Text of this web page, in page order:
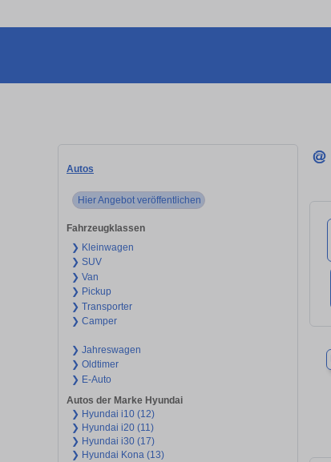
Autos
Hier Angebot veröffentlichen
Fahrzeugklassen
❯ Kleinwagen
❯ SUV
❯ Van
❯ Pickup
❯ Transporter
❯ Camper
❯ Jahreswagen
❯ Oldtimer
❯ E-Auto
Autos der Marke Hyundai
❯ Hyundai i10 (12)
❯ Hyundai i20 (11)
❯ Hyundai i30 (17)
❯ Hyundai Kona (13)